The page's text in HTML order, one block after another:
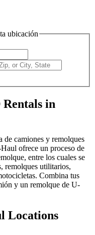
ubicación
in
de camiones y remolques
ofrece un proceso de
entre los cuales se
remolques utilitarios,
Combina tus
y un remolque de U-
Locations